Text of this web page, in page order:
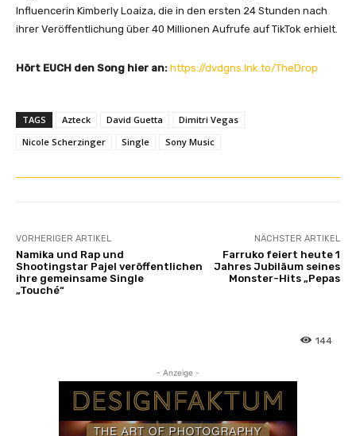
Influencerin Kimberly Loaiza, die in den ersten 24 Stunden nach
ihrer Veröffentlichung über 40 Millionen Aufrufe auf TikTok erhielt.
Hört EUCH den Song hier an: https://dvdgns.lnk.to/TheDrop
TAGS Azteck David Guetta
Dimitri Vegas
Nicole Scherzinger
Single Sony Music
VORHERIGER ARTIKEL
Namika und Rap und
Shootingstar Pajel veröffentlichen
ihre gemeinsame Single
„Touché“
NÄCHSTER ARTIKEL
Farruko feiert heute 1
Jahres Jubiläum seines
Monster-Hits „Pepas
144
- Anzeige -